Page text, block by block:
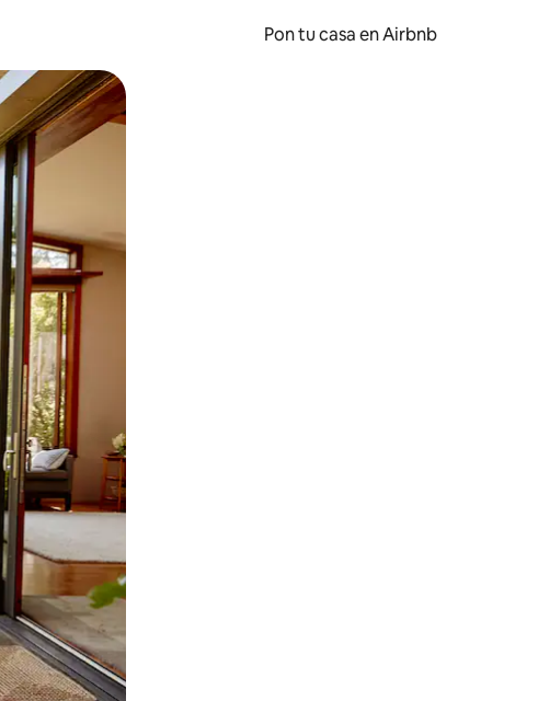
Pon tu casa en Airbnb
tacto o desliza el dedo.